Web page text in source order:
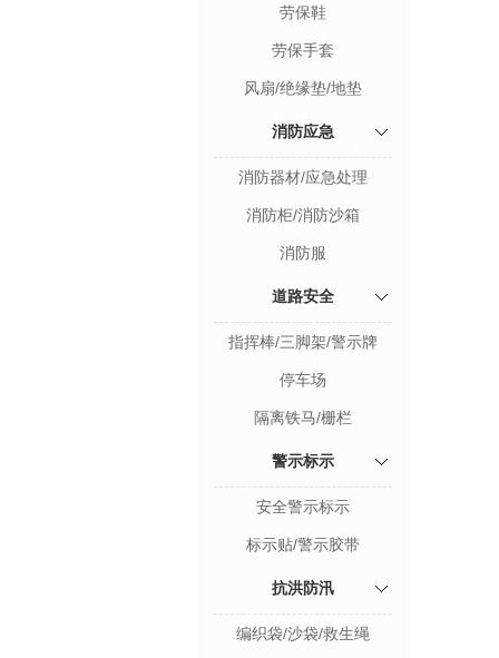
劳保鞋
劳保手套
风扇/绝缘垫/地垫
消防应急
消防器材/应急处理
消防柜/消防沙箱
消防服
道路安全
指挥棒/三脚架/警示牌
停车场
隔离铁马/栅栏
警示标示
安全警示标示
标示贴/警示胶带
抗洪防汛
编织袋/沙袋/救生绳